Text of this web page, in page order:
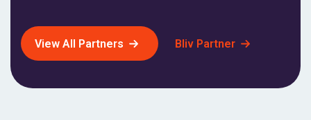
View All Partners Bliv Partner